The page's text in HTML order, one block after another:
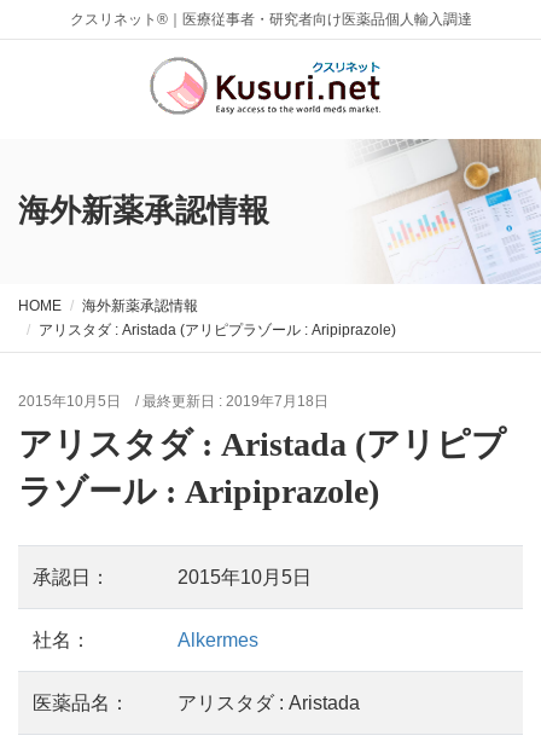
クスリネット®｜医療従事者・研究者向け医薬品個人輸入調達
海外新薬承認情報
HOME
海外新薬承認情報
アリスタダ : Aristada (アリピプラゾール : Aripiprazole)
2015年10月5日 / 最終更新日 : 2019年7月18日
アリスタダ : Aristada (アリピプ
ラゾール : Aripiprazole)
承認日： 2015年10月5日
社名： Alkermes
医薬品名： アリスタダ : Aristada